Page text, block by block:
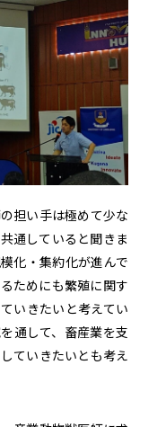
担い手は極めて少な
通していると聞きま
化・集約化が進んで
ためにも繁殖に関す
いきたいと考えてい
通して、畜産業を支
ていきたいとも考え